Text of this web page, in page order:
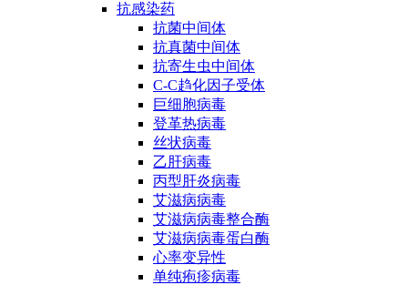
抗感染药
抗菌中间体
抗真菌中间体
抗寄生虫中间体
C-C趋化因子受体
巨细胞病毒
登革热病毒
丝状病毒
乙肝病毒
丙型肝炎病毒
艾滋病病毒
艾滋病病毒整合酶
艾滋病病毒蛋白酶
心率变异性
单纯疱疹病毒